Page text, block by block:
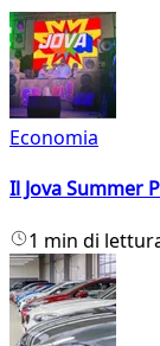
Economia
Il Jova Summer
1 min di